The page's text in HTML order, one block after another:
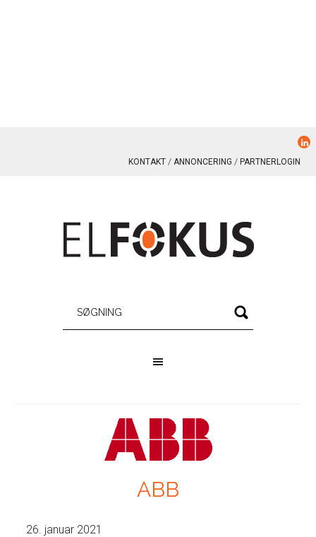
KONTAKT ANNONCERING PARTNERLOGIN
ABB
26. januar 2021